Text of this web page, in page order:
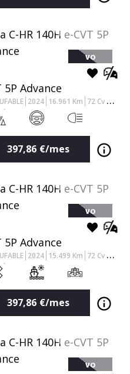
VO
5P Advance
2024 16.961 Km 72 Cv
397,86 €/mes
VO
5P Advance
2024 15.499 Km 72 Cv
397,86 €/mes
VO